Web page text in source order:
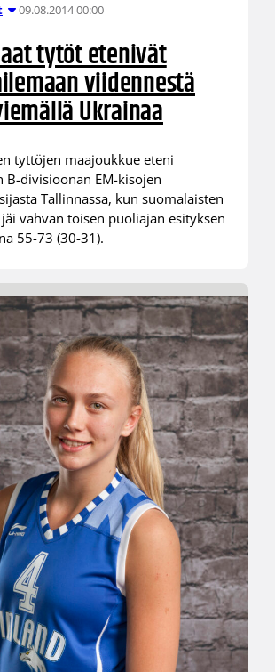
09.08.2014 00:00
tytöt etenivät
viidennestä
Ukrainaa
tyttöjen maajoukkue eteni
B-divisioonan EM-kisojen
Tallinnassa, kun suomalaisten
vahvan toisen puoliajan esityksen
55-73 (30-31).